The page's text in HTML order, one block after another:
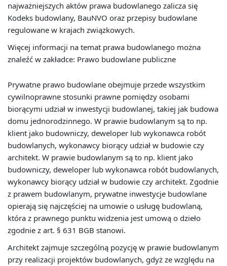
najważniejszych aktów prawa budowlanego zalicza się
Kodeks budowlany, BauNVO oraz przepisy budowlane
regulowane w krajach związkowych.
Więcej informacji na temat prawa budowlanego można
znaleźć w zakładce: Prawo budowlane publiczne
Prywatne prawo budowlane obejmuje przede wszystkim
cywilnoprawne stosunki prawne pomiędzy osobami
biorącymi udział w inwestycji budowlanej, takiej jak budowa
domu jednorodzinnego. W prawie budowlanym są to np.
klient jako budowniczy, deweloper lub wykonawca robót
budowlanych, wykonawcy biorący udział w budowie czy
architekt. W prawie budowlanym są to np. klient jako
budowniczy, deweloper lub wykonawca robót budowlanych,
wykonawcy biorący udział w budowie czy architekt. Zgodnie
z prawem budowlanym, prywatne inwestycje budowlane
opierają się najczęściej na umowie o usługę budowlaną,
która z prawnego punktu widzenia jest umową o dzieło
zgodnie z art. § 631 BGB stanowi.
Architekt zajmuje szczególną pozycję w prawie budowlanym
przy realizacji projektów budowlanych, gdyż ze względu na